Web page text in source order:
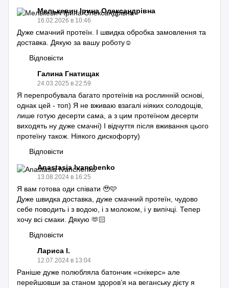
Мелькевич Ірина Олександрівна
16.02.2026 в 10:46
Дуже смачний протеїн. І швидка обробка замовлення та
доставка. Дякую за вашу роботу☺️
Відповісти
Галина Гнатищак
24.03.2025 в 22:59
Я перепробувала багато протеїнів на рослинній основі,
однак цей - топ) Я не вживаю взагалі ніяких солодощів,
лише готую десерти сама, а з цим протеїном десерти
виходять ну дуже смачні) І відчуття після вживання цього
протеїну також. Ніякого дискофорту)
Відповісти
Anastasia Ivanchenko
13.08.2024 в 16:25
Я вам готова оди співати 🥹🩷
Дуже швидка доставка, дуже смачний протеїн, чудово
себе поводить і з водою, і з молоком, і у випічці. Тепер
хочу всі смаки. Дякую 🫶🏻
Відповісти
Лариса І.
12.07.2024 в 13:04
Раніше дуже полюбляла батончик «снікерс» але
перейшовши за станом здоровʼя на веганську дієту я